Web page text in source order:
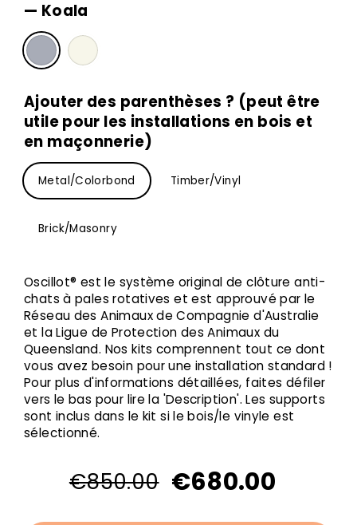
— Koala
Ajouter des parenthèses ? (peut être
utile pour les installations en bois et
en maçonnerie)
Metal/Colorbond Timber/Vinyl
Brick/Masonry
Oscillot® est le système original de clôture anti-
chats à pales rotatives et est approuvé par le
Réseau des Animaux de Compagnie d'Australie
et la Ligue de Protection des Animaux du
Queensland. Nos kits comprennent tout ce dont
vous avez besoin pour une installation standard !
Pour plus d'informations détaillées, faites défiler
vers le bas pour lire la 'Description'. Les supports
sont inclus dans le kit si le bois/le vinyle est
sélectionné.
Prix
€850.00
Prix
€680.00
Prix
Prix